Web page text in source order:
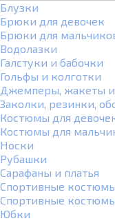
Блузки
Брюки для девочек
Брюки для
Водолазки
Галстуки и бабочки
Гольфы и колготки
Джемперы, жакеты
Заколки, резинки,
Костюмы для
Костюмы для
Носки
Рубашки
Сарафаны и платья
Спортивные
Спортивные
Юбки